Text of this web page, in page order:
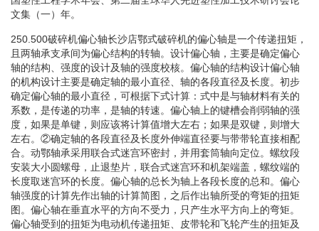
文集（一）年。
250.500破碎机偏心轴长沙店鄂式破碎机的偏心轴是一个传递扭矩，
且两轴承支承间为偏心结构的转轴。设计偏心轴，主要是确定偏心
轴的结构、强度的设计及轴的强度校核。偏心轴的结构设计偏心轴
的机构设计主要是确定轴的最小直径、轴的各段直径及长度。初步
确定偏心轴的最小直径，可根据下式计算：式中是与轴材料有关的
系数，是传递的功率，是轴的转速。偏心轴上的键槽会削弱轴的强
度，如果是单键，则应该将计算值增大左右；如果是双键，则增大
左右。②确定轴的各段直径及长度外伸端直径要与带带轮直接相配
合。动鄂轴承采用联合式迷宫环密封，并用套筒轴向定位。螺纹段
安装大小圆螺母，止退垫片，联合式迷宫环和机架端盖，螺纹端的
长度取迷宫环的长度。偏心轴的总长为轴上各段长度的总和。偏心
轴强度的计算先作出轴的计算简图，之后作出轴所受的弯矩的扭矩
图。偏心轴在垂直水平的方向不受力，只产生水平方向上的弯矩。
偏心轴受到的扭矩为电动机传递扭矩、皮带轮和飞轮产生的扭矩及